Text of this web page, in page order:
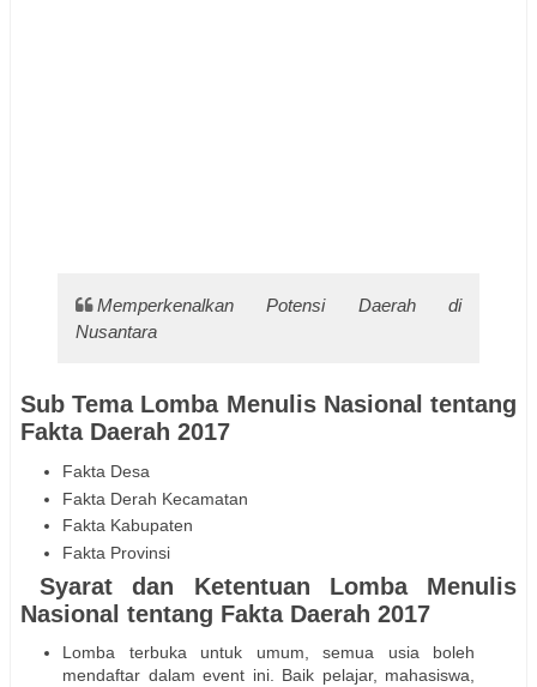
Memperkenalkan Potensi Daerah di
Nusantara
Sub Tema Lomba Menulis Nasional tentang
Fakta Daerah 2017
Fakta Desa
Fakta Derah Kecamatan
Fakta Kabupaten
Fakta Provinsi
Syarat dan Ketentuan Lomba Menulis
Nasional tentang Fakta Daerah 2017
Lomba terbuka untuk umum, semua usia boleh
mendaftar dalam event ini. Baik pelajar, mahasiswa,